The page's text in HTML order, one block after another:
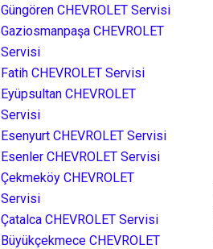
Güngören CHEVROLET Servisi
Gaziosmanpaşa CHEVROLET
Servisi
Fatih CHEVROLET Servisi
Eyüpsultan CHEVROLET
Servisi
Esenyurt CHEVROLET Servisi
Esenler CHEVROLET Servisi
Çekmeköy CHEVROLET
Servisi
Çatalca CHEVROLET Servisi
Büyükçekmece CHEVROLET